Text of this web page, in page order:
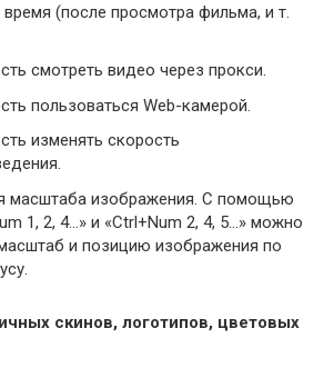
время (после просмотра фильма, и т.
смотреть видео через прокси.
пользоваться Web-камерой.
изменять скорость
масштаба изображения. С помощью
1, 2, 4…» и «Ctrl+Num 2, 4, 5…» можно
и позицию изображения по
скинов, логотипов, цветовых